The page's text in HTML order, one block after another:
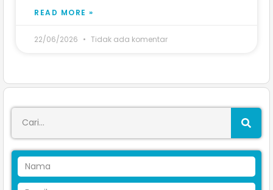
READ MORE »
22/06/2026 Tidak ada komentar